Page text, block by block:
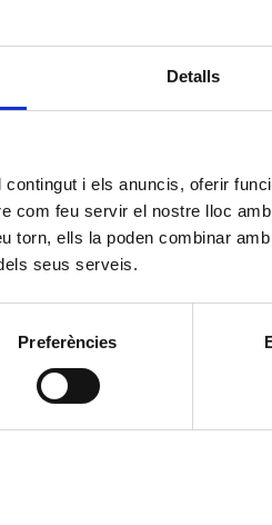
Detalls
i els anuncis, oferir
com feu servir el nostre lloc
torn, ells la poden combinar
seus serveis.
Preferències